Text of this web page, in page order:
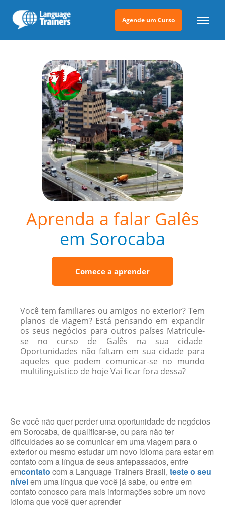
Agende um Curso
Aprenda a falar Galês
em Sorocaba
Comece a aprender
Você tem familiares ou amigos no exterior? Tem
planos de viagem? Está pensando em expandir
os seus negócios para outros países Matricule-
se no curso de Galês na sua cidade
Oportunidades não faltam em sua cidade para
aqueles que podem comunicar-se no mundo
multilinguístico de hoje Vai ficar fora dessa?
Se você não quer perder uma oportunidade de negócios
em Sorocaba, de qualificar-se, ou para não ter
dificuldades ao se comunicar em uma viagem para o
exterior ou mesmo estudar um novo idioma para estar em
contato com a língua de seus antepassados, entre
emcontato com a Language Trainers Brasil, teste o seu
nívelem uma língua que você já sabe, ou entre em
contato conosco para mais informações sobre um novo
idioma que você quer aprender